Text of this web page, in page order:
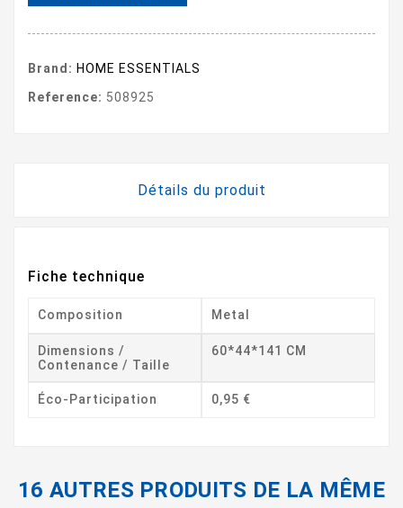
Brand: HOME ESSENTIALS
Reference: 508925
Détails du produit
Fiche technique
Composition Metal
Dimensions /
Contenance / Taille
60*44*141 CM
Éco-Participation 0,95 €
16 AUTRES PRODUITS DE LA MÊME